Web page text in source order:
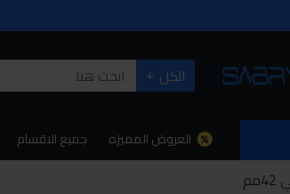
الكل
العروض المميزه جميع الاقسام